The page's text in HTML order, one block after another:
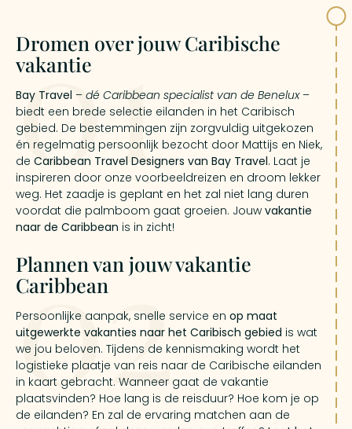
01
Dromen over jouw Caribische
vakantie
Bay Travel – dé Caribbean specialist van de Benelux–
biedt een brede selectie eilanden in het Caribisch
gebied. De bestemmingen zijn zorgvuldig uitgekozen
én regelmatig persoonlijk bezocht door Mattijs en Niek,
de Caribbean Travel Designers van Bay Travel. Laat je
inspireren door onze voorbeeldreizen en droom lekker
weg. Het zaadje is geplant en het zal niet lang duren
voordat die palmboom gaat groeien. Jouw vakantie
naar de Caribbean is in zicht!
02
Plannen van jouw vakantie
Caribbean
Persoonlijke aanpak, snelle service en op maat
uitgewerkte vakanties naar het Caribisch gebied is wat
we jou beloven. Tijdens de kennismaking wordt het
logistieke plaatje van reis naar de Caribische eilanden
in kaart gebracht. Wanneer gaat de vakantie
plaatsvinden? Hoe lang is de reisduur? Hoe kom je op
de eilanden? En zal de ervaring matchen aan de